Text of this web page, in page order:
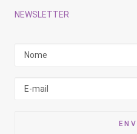
NEWSLETTER